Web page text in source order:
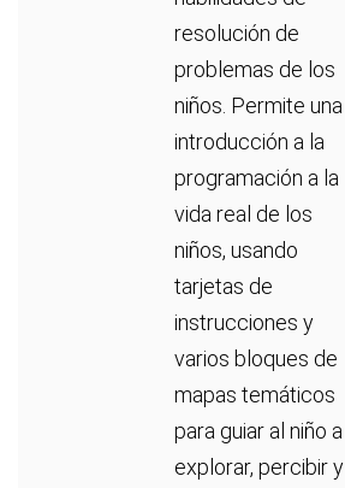
resolución de
problemas de los
niños. Permite una
introducción a la
programación a la
vida real de los
niños, usando
tarjetas de
instrucciones y
varios bloques de
mapas temáticos
para guiar al niño a
explorar, percibir y